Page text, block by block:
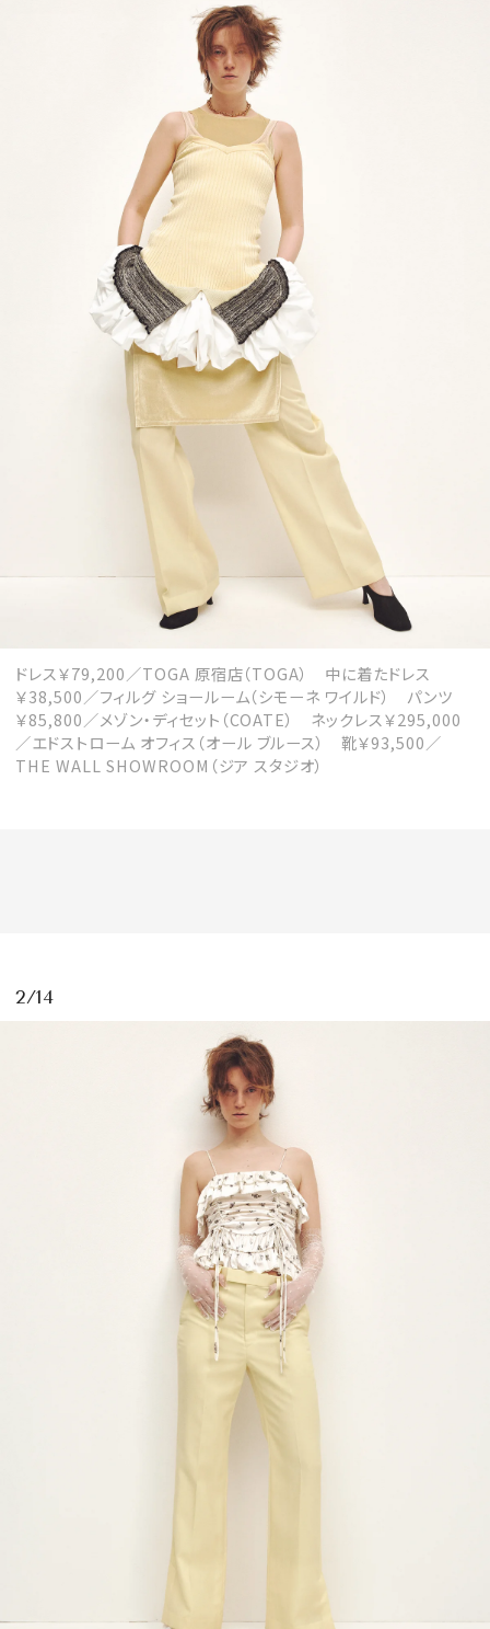
会員登録
Log in or Sign up
SPUR読者のためのメンバーシッププログラム
「The SPUR Club」。
便利な機能と特典を無料で楽し
ログイン・新規会員登録
MAGAZINE
ドレス￥79,200／TOGA 原宿店（TOGA） 中に着たドレス
￥38,500／フィルグ ショールーム（シモーネ ワイルド） パンツ
￥85,800／メゾン・ディセット（COATE） ネックレス￥295,000
／エドストローム オフィス（オール ブルース） 靴￥93,500／
THE WALL SHOWROOM（ジア スタジオ）
2/14